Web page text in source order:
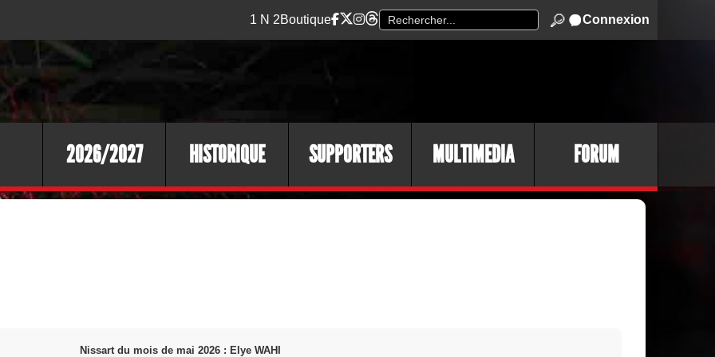
1 N 2Boutique Connexion
2026/2027 HISTORIQUE SUPPORTERS MULTIMEDIA FORUM
Nissart du mois de mai 2026 : Elye WAHI